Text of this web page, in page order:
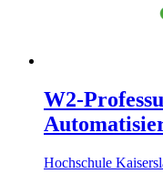
W2-
Hochschule